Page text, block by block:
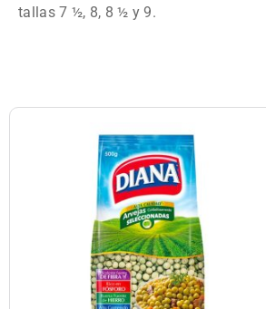
tallas 7 ½, 8, 8 ½ y 9.